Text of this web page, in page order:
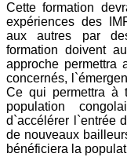
Cette formation
expériences des
aux autres par
formation doivent
approche permettra
concernés,
Ce qui permettra à
population
d`accélérer l`entrée
de nouveaux
bénéficiera la